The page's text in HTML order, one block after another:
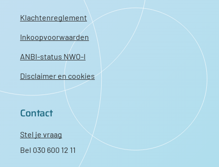
Klachtenreglement
Inkoopvoorwaarden
ANBI-status NWO-I
Disclaimer en cookies
Contact
Stel je vraag
Bel 030 600 12 11